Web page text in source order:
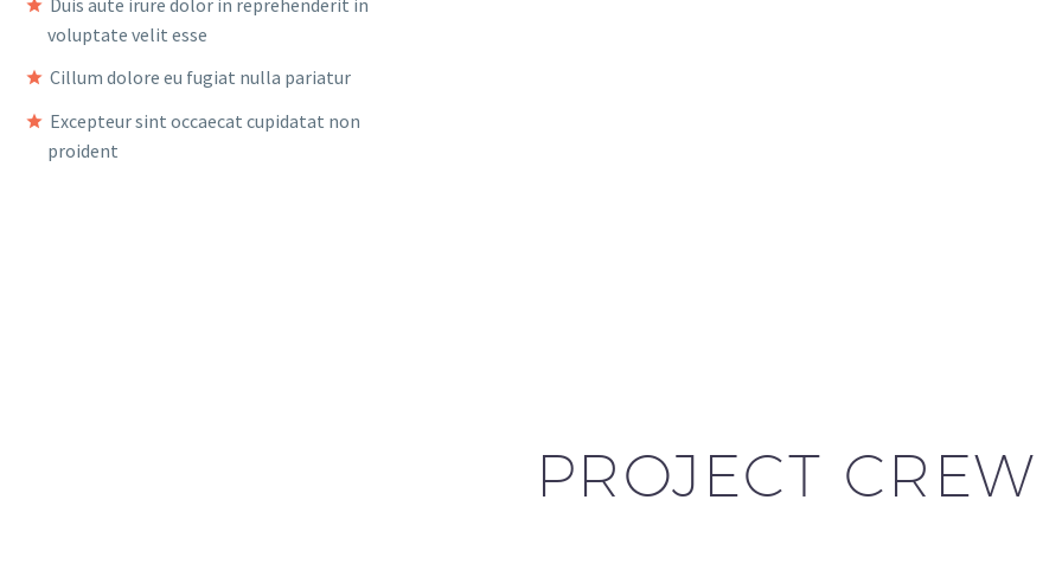
Duis aute irure dolor in reprehenderit in
voluptate velit esse
Cillum dolore eu fugiat nulla pariatur
Excepteur sint occaecat cupidatat non
proident
PROJECT CREW